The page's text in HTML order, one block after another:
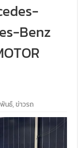
Benz
นธ์,ข่าวรถ